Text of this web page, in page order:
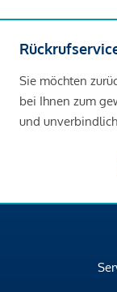
Sie möchten
bei Ihnen zum
und